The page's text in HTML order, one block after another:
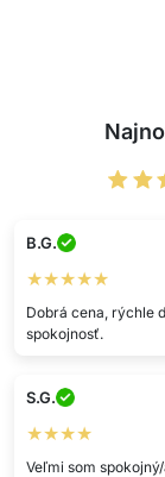
B.G.
★★★★★
Dobrá cena, rýchle
spokojnosť.
S.G.
★★★★
Veľmi som